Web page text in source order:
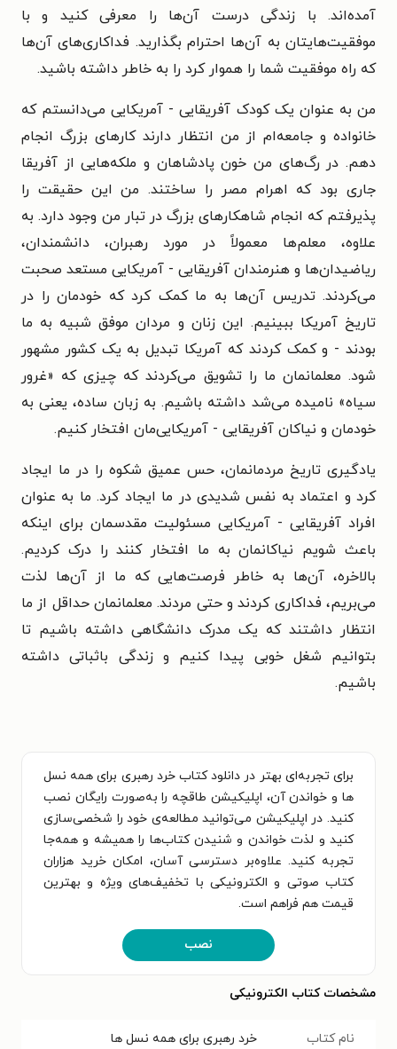
آمده‌اند. با زندگی درست آن‌ها را معرفی کنید و با
موفقیت‌هایتان به آن‌ها احترام بگذارید. فداکاری‌های آن‌ها
که راه موفقیت شما را هموار کرد را به خاطر داشته باشید.
من به عنوان یک کودک آفریقایی - آمریکایی می‌دانستم که
خانواده و جامعه‌ام از من انتظار دارند کارهای بزرگ انجام
دهم. در رگ‌های من خون پادشاهان و ملکه‌هایی از آفریقا
جاری بود که اهرام مصر را ساختند. من این حقیقت را
پذیرفتم که انجام شاهکارهای بزرگ در تبار من وجود دارد. به
علاوه، معلم‌ها معمولاً در مورد رهبران، دانشمندان،
ریاضیدان‌ها و هنرمندان آفریقایی - آمریکایی مستعد صحبت
می‌کردند. تدریس آن‌ها به ما کمک کرد که خودمان را در
تاریخ آمریکا ببینیم. این زنان و مردان موفق شبیه به ما
بودند - و کمک کردند که آمریکا تبدیل به یک کشور مشهور
شود. معلمانمان ما را تشویق می‌کردند که چیزی که «غرور
سیاه» نامیده می‌شد داشته باشیم. به زبان ساده، یعنی به
خودمان و نیاکان آفریقایی - آمریکایی‌مان افتخار کنیم.
یادگیری تاریخ مردمانمان، حس عمیق شکوه را در ما ایجاد
کرد و اعتماد به نفس شدیدی در ما ایجاد کرد. ما به عنوان
افراد آفریقایی - آمریکایی مسئولیت مقدسمان برای اینکه
باعث شویم نیاکانمان به ما افتخار کنند را درک کردیم.
بالاخره، آن‌ها به خاطر فرصت‌هایی که ما از آن‌ها لذت
می‌بریم، فداکاری کردند و حتی مردند. معلمانمان حداقل از ما
انتظار داشتند که یک مدرک دانشگاهی داشته باشیم تا
بتوانیم شغل خوبی پیدا کنیم و زندگی باثباتی داشته
باشیم.
برای تجربه‌ای بهتر در دانلود کتاب خرد رهبری برای همه نسل
ها و خواندن آن، اپلیکیشن طاقچه را به‌صورت رایگان نصب
کنید. در اپلیکیشن می‌توانید مطالعه‌ی خود را شخصی‌سازی
کنید و لذت خواندن و شنیدن کتاب‌ها را همیشه و همه‌جا
تجربه کنید. علاوه‌بر دسترسی آسان، امکان خرید هزاران
کتاب صوتی و الکترونیکی با تخفیف‌های ویژه و بهترین
قیمت هم فراهم است.
نصب
مشخصات کتاب الکترونیکی
نام کتاب خرد رهبری برای همه نسل ها